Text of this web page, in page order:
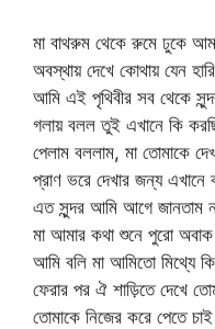
মা বাথরুম থেকে রুমে ঢুকে
অবস্থায় দেখে কোথায় যেন
আমি এই পৃথিবীর সব থেকে
গলায় বলল তুই এখানে কি
পেলাম বললাম, মা তোমাকে
প্রাণ ভরে দেখার জন্য
এত সুন্দর আমি আগে জানতাম
মা আমার কথা শুনে পুরো
আমি বলি মা আমিতো মিথ্যে
ফেরার পর ঐ শাড়িতে দেখে
তোমাকে নিজের করে পেতে